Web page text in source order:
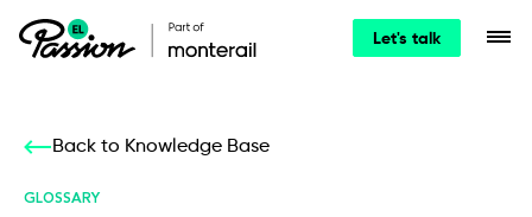
Let's talk
Back to Knowledge Base
GLOSSARY